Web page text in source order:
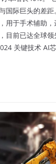
国际巨头的差
用于手术辅助
目前已达全球
关键技术 AI